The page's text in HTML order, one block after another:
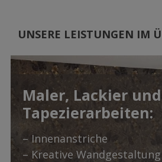
UNSERE LEISTUNGEN IM
Maler, Lackier und
Tapezierarbeiten:
– Innenanstriche
– Kreative Wandgestaltung